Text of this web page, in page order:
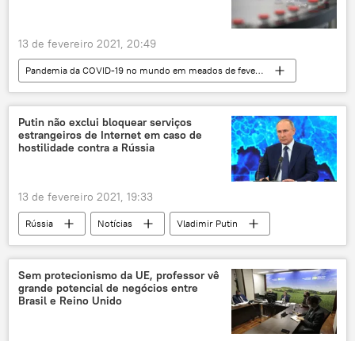
13 de fevereiro 2021, 20:49
Pandemia da COVID-19 no mundo em meados de fevereiro de 2021
Rússia
Notícias
Rossiya 24
COVID-19
Vladimir Putin EUA
Putin não exclui bloquear serviços
estrangeiros de Internet em caso de
hostilidade contra a Rússia
13 de fevereiro 2021, 19:33
Rússia Notícias
Vladimir Putin
Yandex
Dmitry Medvedev
Sem protecionismo da UE, professor vê
grande potencial de negócios entre
Brasil e Reino Unido